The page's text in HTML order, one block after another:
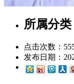
所属分类
点击次数：
发布日期：